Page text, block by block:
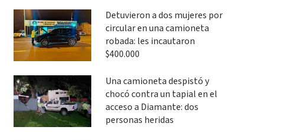
Detuvieron a dos mujeres por
circular en una camioneta
robada: les incautaron
$400.000
Una camioneta despistó y
chocó contra un tapial en el
acceso a Diamante: dos
personas heridas